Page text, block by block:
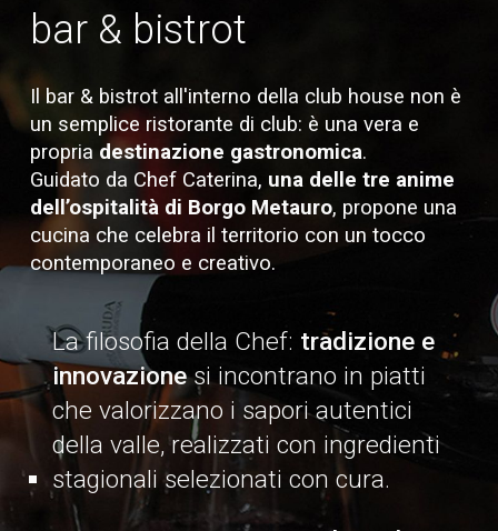
bar & bistrot
Il bar & bistrot all'interno della club house non è
un semplice ristorante di club: è una vera e
propria destinazione gastronomica.
Guidato da Chef Caterina, una delle tre anime
dell’ospitalità di Borgo Metauro, propone una
cucina che celebra il territorio con un tocco
contemporaneo e creativo.
La filosofia della Chef: tradizione e
innovazionesi incontrano in piatti
che valorizzano i sapori autentici
della valle, realizzati con ingredienti
stagionali selezionati con cura.